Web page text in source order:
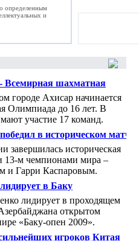
определенным
и
Всемирная шахматная
городе Ахисар начинается
Олимпиада до 16 лет. В
участие 17 команд.
в историческом матче
завершилась историческая
13-м чемпионами мира –
и Гарри Каспаровым.
в Баку
лидирует в проходящем
открытом
«Баку-опен 2009».
игроков Китая